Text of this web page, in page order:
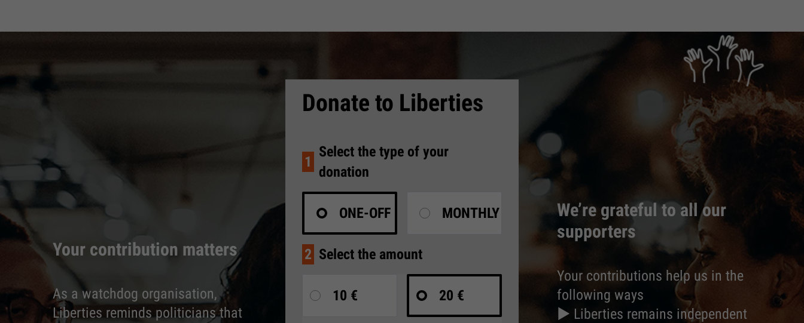
Your contribution matters
As a watchdog organisation,
Liberties reminds politicians that
Donate to Liberties
1
Select the type of your
donation
ONE-OFF MONTHLY
2 Select the amount
10 € 20 €
We’re grateful to all our
supporters
Your contributions help us in the
following ways
► Liberties remains independent